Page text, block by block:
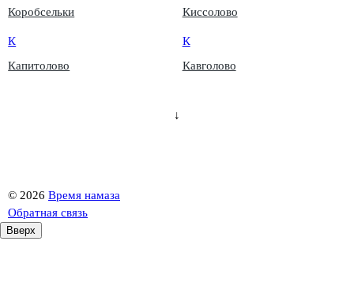
Коробсельки
Киссолово
К
Капитолово
К
Кавголово
↓
© 2026 Время намаза
Обратная связь
Вверх